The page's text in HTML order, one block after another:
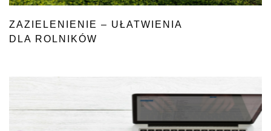
ZAZIELENIENIE – UŁATWIENIA
DLA ROLNIKÓW